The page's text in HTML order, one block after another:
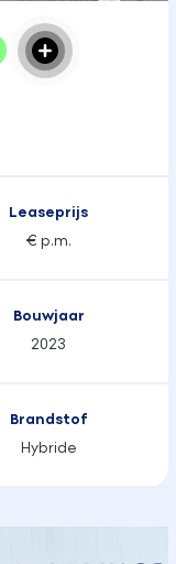
Leaseprijs
€ p.m.
Bouwjaar
2023
Brandstof
Hybride